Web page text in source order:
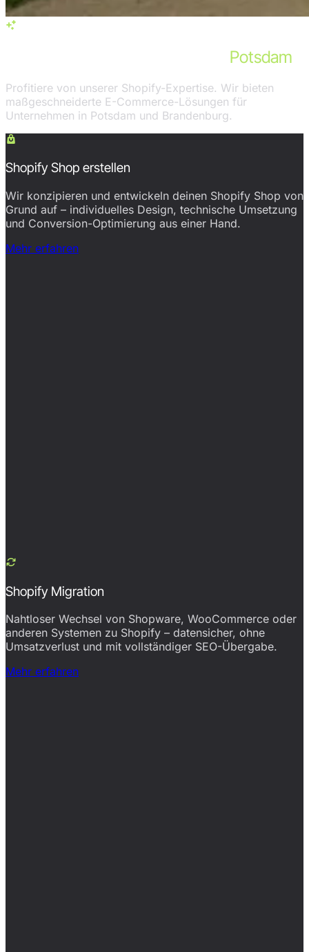
Potsdam
Profitiere von unserer Shopify-Expertise. Wir bieten
maßgeschneiderte E-Commerce-Lösungen für
Unternehmen in Potsdam und Brandenburg.
Shopify Shop erstellen
Wir konzipieren und entwickeln deinen Shopify Shop von
Grund auf – individuelles Design, technische Umsetzung
und Conversion-Optimierung aus einer Hand.
Mehr erfahren
Shopify Migration
Nahtloser Wechsel von Shopware, WooCommerce oder
anderen Systemen zu Shopify – datensicher, ohne
Umsatzverlust und mit vollständiger SEO-Übergabe.
Mehr erfahren